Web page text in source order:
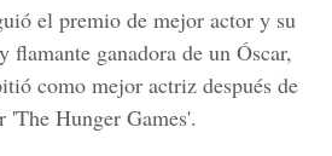
el premio de mejor actor y su
flamante ganadora de un Óscar,
como mejor actriz después de
Hunger Games'.